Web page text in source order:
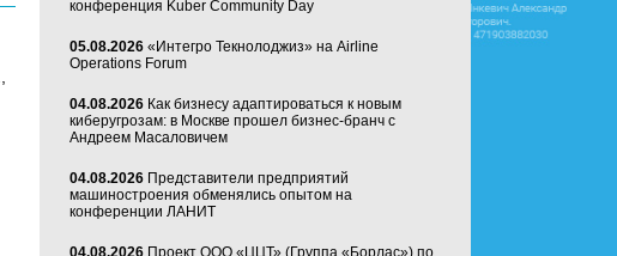
конференция Kuber Community Day
05.08.2026 «Интегро Текнолоджиз» на Airline
Operations Forum
04.08.2026 Как бизнесу адаптироваться к новым
киберугрозам: в Москве прошел бизнес-бранч с
Андреем Масаловичем
04.08.2026 Представители предприятий
машиностроения обменялись опытом на
конференции ЛАНИТ
04.08.2026 Проект ООО «ЦЦТ» (Группа «Борлас») по